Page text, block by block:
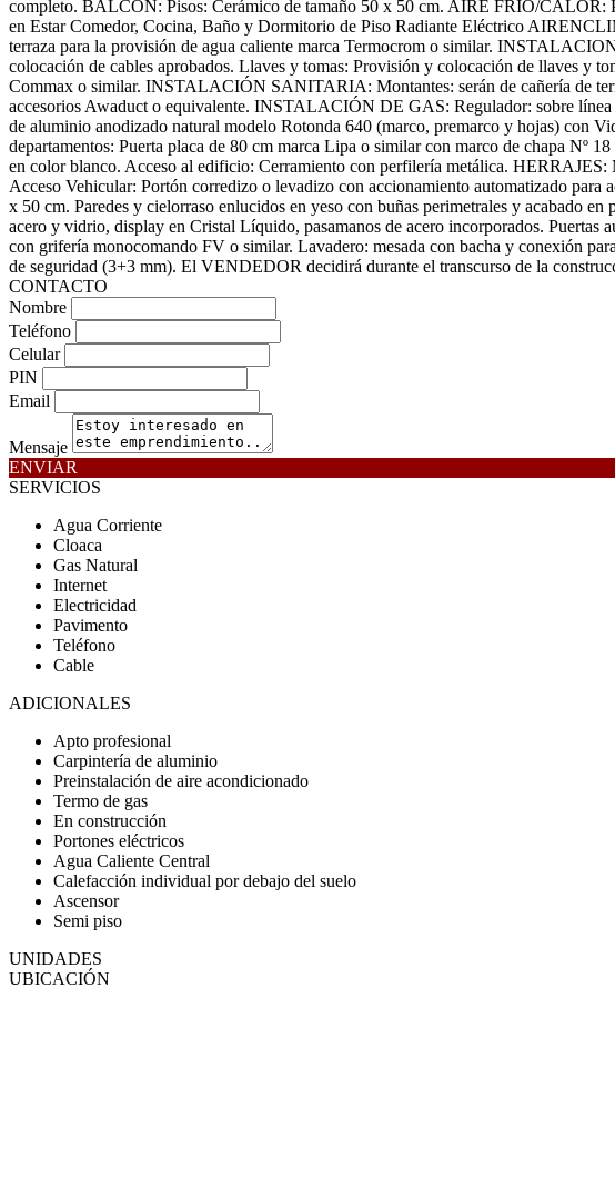
completo. BALCÓN: Pisos: Cerámico de tamaño 50 x 50 cm. AIRE FRIO/CALOR:
en Estar Comedor, Cocina, Baño y Dormitorio de Piso Radiante Eléctrico
terraza para la provisión de agua caliente marca Termocrom o similar.
colocación de cables aprobados. Llaves y tomas: Provisión y colocación de llaves y
Commax o similar. INSTALACIÓN SANITARIA: Montantes: serán de cañería de
accesorios Awaduct o equivalente. INSTALACIÓN DE GAS: Regulador: sobre
de aluminio anodizado natural modelo Rotonda 640 (marco, premarco y hojas) con
departamentos: Puerta placa de 80 cm marca Lipa o similar con marco de chapa Nº
en color blanco. Acceso al edificio: Cerramiento con perfilería metálica.
Acceso Vehicular: Portón corredizo o levadizo con accionamiento automatizado
x 50 cm. Paredes y cielorraso enlucidos en yeso con buñas perimetrales y acabado
acero y vidrio, display en Cristal Líquido, pasamanos de acero incorporados.
con grifería monocomando FV o similar. Lavadero: mesada con bacha y conexión
de seguridad (3+3 mm). El VENDEDOR decidirá durante el transcurso de la
CONTACTO
Nombre
Teléfono
Celular
PIN
Email
Mensaje
ENVIAR
SERVICIOS
Agua Corriente
Cloaca
Gas Natural
Internet
Electricidad
Pavimento
Teléfono
Cable
ADICIONALES
Apto profesional
Carpintería de aluminio
Preinstalación de aire acondicionado
Termo de gas
En construcción
Portones eléctricos
Agua Caliente Central
Calefacción individual por debajo del suelo
Ascensor
Semi piso
UNIDADES
UBICACIÓN